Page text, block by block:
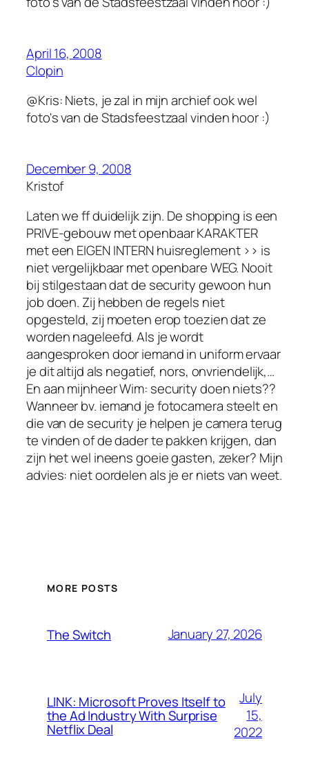
April 16, 2008
Clopin
@Kris: Niets, je zal in mijn archief ook wel
foto's van de Stadsfeestzaal vinden hoor :)
December 9, 2008
Kristof
Laten we ff duidelijk zijn. De shopping is een
PRIVE-gebouw met openbaar KARAKTER
met een EIGEN INTERN huisreglement >> is
niet vergelijkbaar met openbare WEG. Nooit
bij stilgestaan dat de security gewoon hun
job doen. Zij hebben de regels niet
opgesteld, zij moeten erop toezien dat ze
worden nageleefd. Als je wordt
aangesproken door iemand in uniform ervaar
je dit altijd als negatief, nors, onvriendelijk,…
En aan mijnheer Wim: security doen niets??
Wanneer bv. iemand je fotocamera steelt en
die van de security je helpen je camera terug
te vinden of de dader te pakken krijgen, dan
zijn het wel ineens goeie gasten, zeker? Mijn
advies: niet oordelen als je er niets van weet.
MORE POSTS
The Switch January 27, 2026
LINK: Microsoft Proves Itself to
the Ad Industry With Surprise
Netflix Deal
July
15,
2022